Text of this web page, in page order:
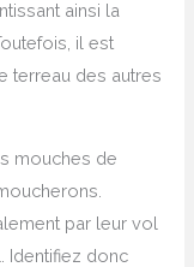
ainsi la
il est
terreau des autres
mouches de
par leur vol
Identifiez donc